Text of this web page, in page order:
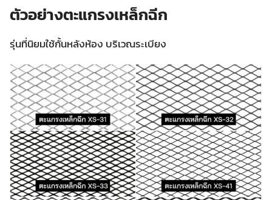
ตัวอย่างตะแกรงเหล็กฉีก
รุ่นที่นิยมใช้กั้นหลังห้อง บริเวณระเบียง